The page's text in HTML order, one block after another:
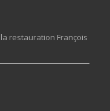
restauration François